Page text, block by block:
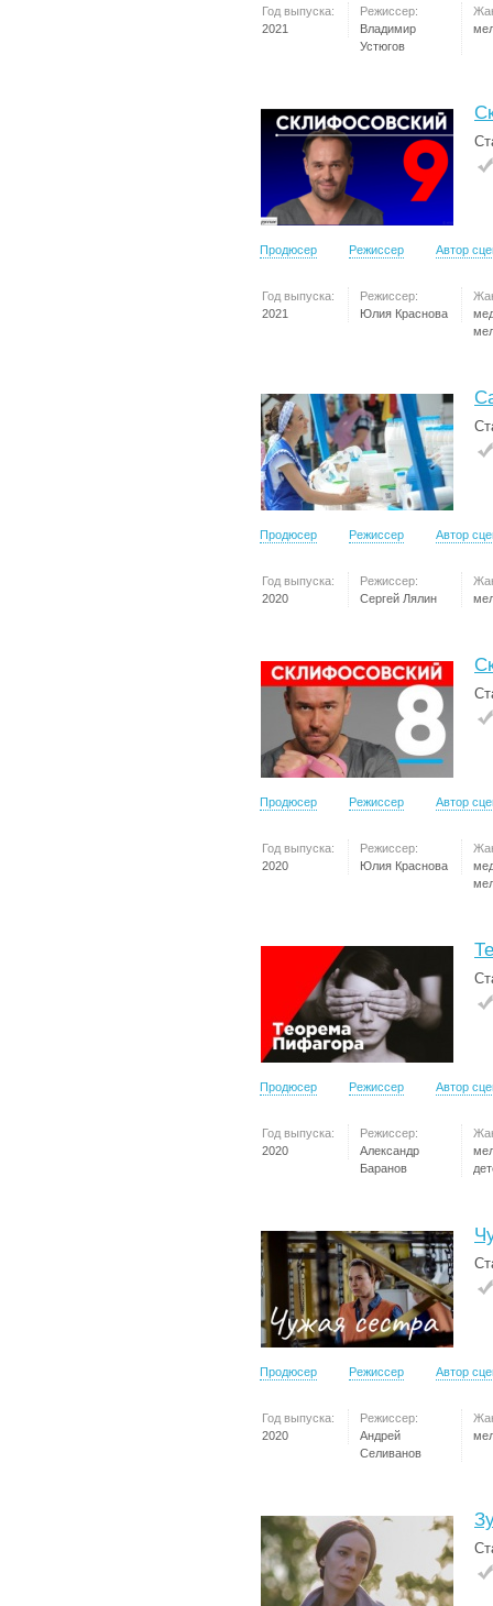
Год выпуска:
2021
Режиссер:
Владимир
Устюгов
Продюсер Режиссер Автор
Год выпуска:
2021
Режиссер:
Юлия Краснова
Продюсер Режиссер Автор
Год выпуска:
2020
Режиссер:
Сергей Лялин
Продюсер Режиссер Автор
Год выпуска:
2020
Режиссер:
Юлия Краснова
Продюсер Режиссер Автор
Год выпуска:
2020
Режиссер:
Александр
Баранов
Продюсер Режиссер Автор
Год выпуска:
2020
Режиссер:
Андрей
Селиванов